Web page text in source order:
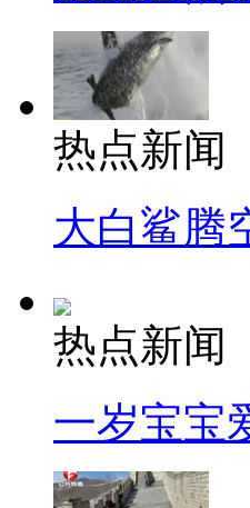
热点新闻
大白鲨腾
热点新闻
一岁宝宝